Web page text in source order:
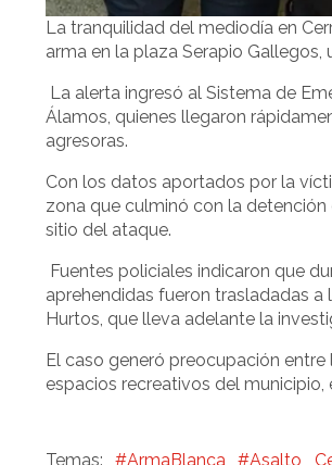
La tranquilidad del mediodía en
arma en la plaza Serapio
La alerta ingresó al Sistema de
Álamos, quienes llegaron
agresoras.
Con los datos aportados por la
zona que culminó con la detención
sitio del ataque.
Fuentes policiales indicaron que
aprehendidas fueron trasladadas
Hurtos, que lleva adelante la
El caso generó preocupación
espacios recreativos del
#ArmaBlanca #Asalto